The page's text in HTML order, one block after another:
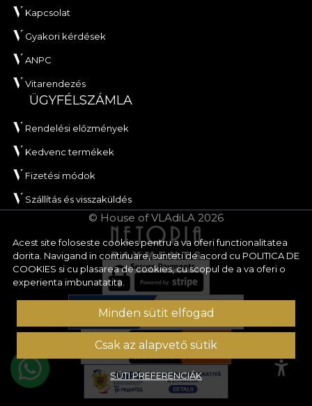
Acest site foloseste cookies pentru a va oferi functionalitatea
dorita. Navigand in continuare, sunteti de acord cu POLITICA DE
COOKIES si cu plasarea de cookies, cu scopul de a va oferi o
experienta imbunatatita.
Minden sütit elfogad
Csak az alapvető sütik
SÜTI PREFERENCIÁK
Kapcsolat
Gyakori kérdések
ANPC
Vitarendezés
ÜGYFÉLSZÁMLA
Rendelési előzmények
Kedvenc termékek
Fizetési módok
Szállítás és visszaküldés
© House of VLAdiLA 2026